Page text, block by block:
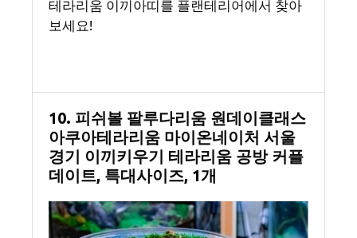
테라리움 이끼아띠를 플랜테리어에서 찾아
보세요!
10. 피쉬볼 팔루다리움 원데이클래스
아쿠아테라리움 마이온네이처 서울
경기 이끼키우기 테라리움 공방 커플
데이트, 특대사이즈, 1개